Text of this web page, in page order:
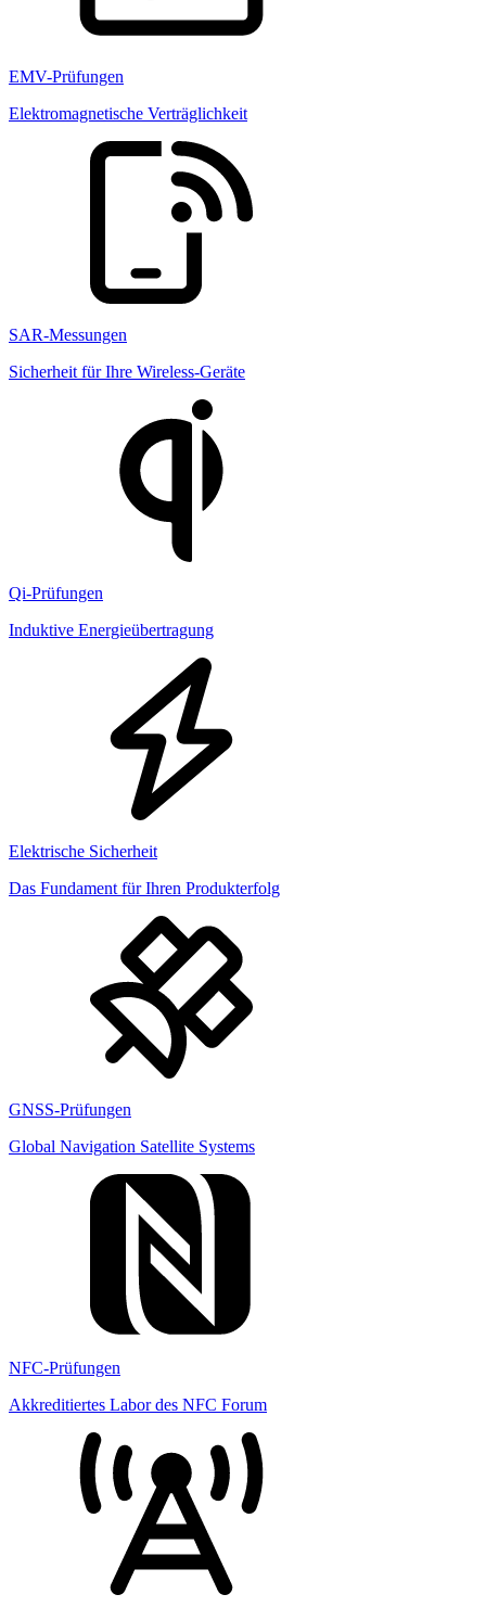
EMV-Prüfungen
Elektromagnetische Verträglichkeit
SAR-Messungen
Sicherheit für Ihre Wireless-Geräte
Qi-Prüfungen
Induktive Energieübertragung
Elektrische Sicherheit
Das Fundament für Ihren Produkterfolg
GNSS-Prüfungen
Global Navigation Satellite Systems
NFC-Prüfungen
Akkreditiertes Labor des NFC Forum